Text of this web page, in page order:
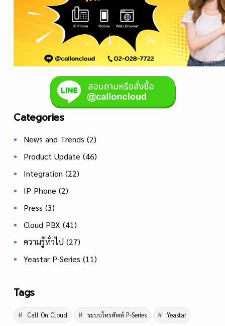
Categories
News and Trends (2)
Product Update (46)
Integration (22)
IP Phone (2)
Press (3)
Cloud PBX (41)
ความรู้ทั่วไป (27)
Yeastar P-Series (11)
Tags
Call On Cloud ระบบโทรศัพท์ P-Series Yeastar